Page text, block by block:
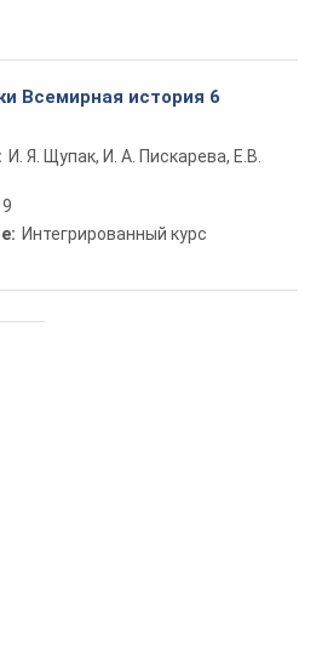
Всемирная история 6
И. Я. Щупак, И. А. Пискарева, Е.В.
Интегрированный курс